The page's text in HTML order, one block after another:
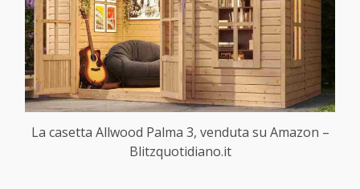
La casetta Allwood Palma 3, venduta su Amazon –
Blitzquotidiano.it